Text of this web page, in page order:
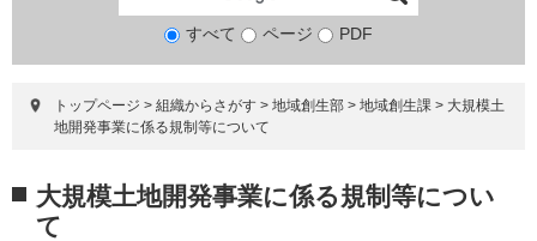
て
検
象
すべて ページ PDF
トップページ > 組織からさがす > 地域創生部 > 地域創生課 > 大規模土
地開発事業に係る規制等について
文 大規模土地開発事業に係る規制等につい
て